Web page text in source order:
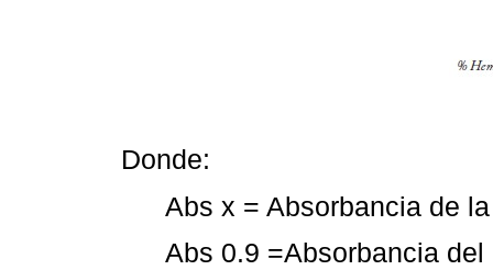
Donde:
Abs x = Absorbancia de
Abs 0.9 =Absorbancia